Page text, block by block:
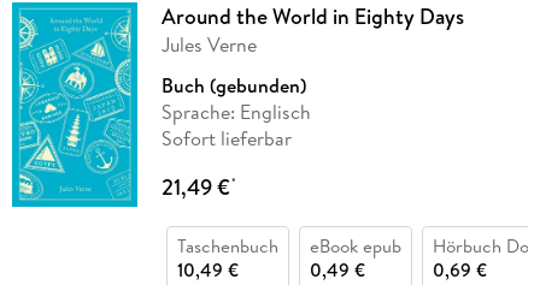
Around the World in Eighty Days
Jules Verne
Buch (gebunden)
Sprache: Englisch
Sofort lieferbar
21,49 €*
Taschenbuch
10,49 €
eBook epub
0,49 €
Hörbuch
0,69 €